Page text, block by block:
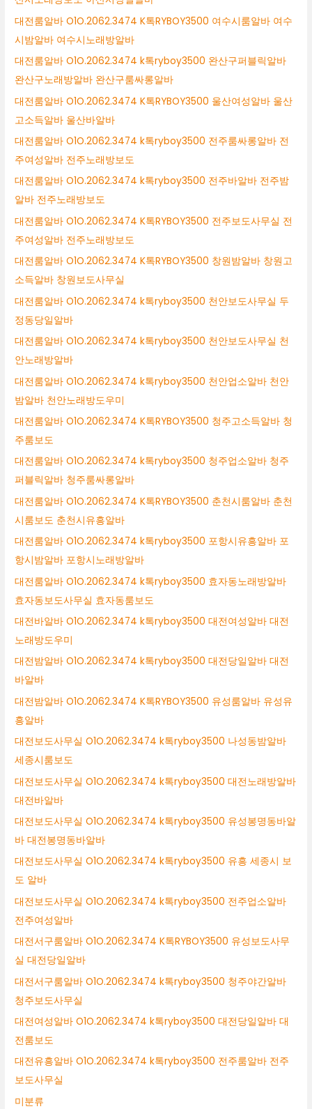
대전룸알바 O1O.2062.3474 K톡RYBOY3500 여수시룸알바 여수
시밤알바 여수시노래방알바
대전룸알바 O1O.2062.3474 k톡ryboy3500 완산구퍼블릭알바
완산구노래방알바 완산구룸싸롱알바
대전룸알바 O1O.2062.3474 K톡RYBOY3500 울산여성알바 울산
고소득알바 울산바알바
대전룸알바 O1O.2062.3474 k톡ryboy3500 전주룸싸롱알바 전
주여성알바 전주노래방보도
대전룸알바 O1O.2062.3474 k톡ryboy3500 전주바알바 전주밤
알바 전주노래방보도
대전룸알바 O1O.2062.3474 K톡RYBOY3500 전주보도사무실 전
주여성알바 전주노래방보도
대전룸알바 O1O.2062.3474 K톡RYBOY3500 창원밤알바 창원고
소득알바 창원보도사무실
대전룸알바 O1O.2062.3474 k톡ryboy3500 천안보도사무실 두
정동당일알바
대전룸알바 O1O.2062.3474 k톡ryboy3500 천안보도사무실 천
안노래방알바
대전룸알바 O1O.2062.3474 k톡ryboy3500 천안업소알바 천안
밤알바 천안노래방도우미
대전룸알바 O1O.2062.3474 K톡RYBOY3500 청주고소득알바 청
주룸보도
대전룸알바 O1O.2062.3474 k톡ryboy3500 청주업소알바 청주
퍼블릭알바 청주룸싸롱알바
대전룸알바 O1O.2062.3474 K톡RYBOY3500 춘천시룸알바 춘천
시룸보도 춘천시유흥알바
대전룸알바 O1O.2062.3474 k톡ryboy3500 포항시유흥알바 포
항시밤알바 포항시노래방알바
대전룸알바 O1O.2062.3474 k톡ryboy3500 효자동노래방알바
효자동보도사무실 효자동룸보도
대전바알바 O1O.2062.3474 k톡ryboy3500 대전여성알바 대전
노래방도우미
대전밤알바 O1O.2062.3474 k톡ryboy3500 대전당일알바 대전
바알바
대전밤알바 O1O.2062.3474 K톡RYBOY3500 유성룸알바 유성유
흥알바
대전보도사무실 O1O.2062.3474 k톡ryboy3500 나성동밤알바
세종시룸보도
대전보도사무실 O1O.2062.3474 k톡ryboy3500 대전노래방알바
대전바알바
대전보도사무실 O1O.2062.3474 k톡ryboy3500 유성봉명동바알
바 대전봉명동바알바
대전보도사무실 O1O.2062.3474 k톡ryboy3500 유흥 세종시 보
도 알바
대전보도사무실 O1O.2062.3474 k톡ryboy3500 전주업소알바
전주여성알바
대전서구룸알바 O1O.2062.3474 K톡RYBOY3500 유성보도사무
실 대전당일알바
대전서구룸알바 O1O.2062.3474 k톡ryboy3500 청주야간알바
청주보도사무실
대전여성알바 O1O.2062.3474 k톡ryboy3500 대전당일알바 대
전룸보도
대전유흥알바 O1O.2062.3474 k톡ryboy3500 전주룸알바 전주
보도사무실
미분류